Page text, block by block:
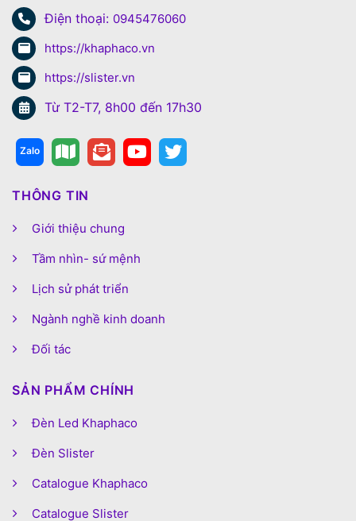
Điện thoại: 0945476060
https://khaphaco.vn
https://slister.vn
Từ T2-T7, 8h00 đến 17h30
THÔNG TIN
Giới thiệu chung
Tầm nhìn- sứ mệnh
Lịch sử phát triển
Ngành nghề kinh doanh
Đối tác
SẢN PHẨM CHÍNH
Đèn Led Khaphaco
Đèn Slister
Catalogue Khaphaco
Catalogue Slister